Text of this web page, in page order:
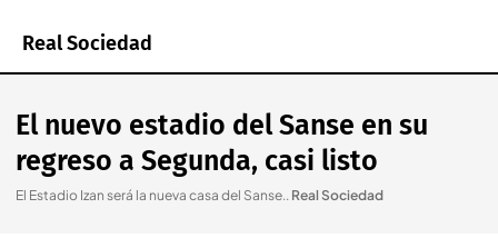
Real Sociedad
El nuevo estadio del Sanse en su
regreso a Segunda, casi listo
El Estadio Izan será la nueva casa del Sanse.. Real Sociedad